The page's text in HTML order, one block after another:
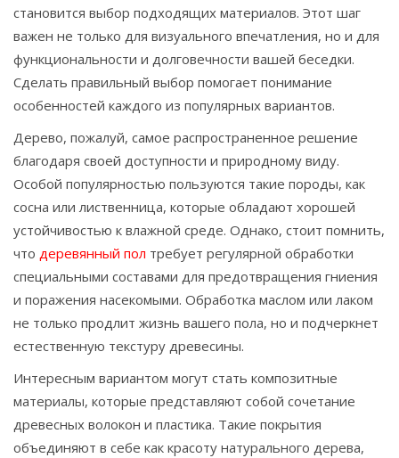
становится выбор подходящих материалов. Этот шаг
важен не только для визуального впечатления, но и для
функциональности и долговечности вашей беседки.
Сделать правильный выбор помогает понимание
особенностей каждого из популярных вариантов.
Дерево, пожалуй, самое распространенное решение
благодаря своей доступности и природному виду.
Особой популярностью пользуются такие породы, как
сосна или лиственница, которые обладают хорошей
устойчивостью к влажной среде. Однако, стоит помнить,
что деревянный пол требует регулярной обработки
специальными составами для предотвращения гниения
и поражения насекомыми. Обработка маслом или лаком
не только продлит жизнь вашего пола, но и подчеркнет
естественную текстуру древесины.
Интересным вариантом могут стать композитные
материалы, которые представляют собой сочетание
древесных волокон и пластика. Такие покрытия
объединяют в себе как красоту натурального дерева,